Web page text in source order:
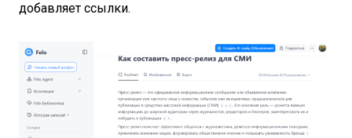
добавляет ссылки.